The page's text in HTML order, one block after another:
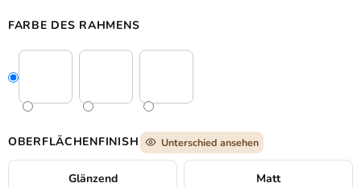
FARBE DES RAHMENS
OBERFLÄCHENFINISH Unterschied ansehen
Glänzend Matt